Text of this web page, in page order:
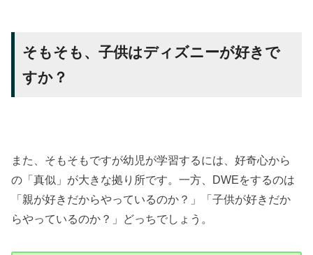
そもそも、子供はディズニーが好きで
すか？
また、そもそもですが幼児が学習するには、好奇心から
の「真似」が大きな拠り所です。一方、DWEをするのは
「親が好きだからやっているのか？」「子供が好きだか
らやっているのか？」どっちでしょう。